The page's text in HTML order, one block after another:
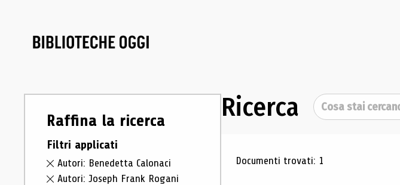
Raffina la ricerca
Filtri applicati
Autori: Benedetta Calonaci
Autori: Joseph Frank Rogani
Ricerca Cerca
Risultati di
Documenti trovati: 1